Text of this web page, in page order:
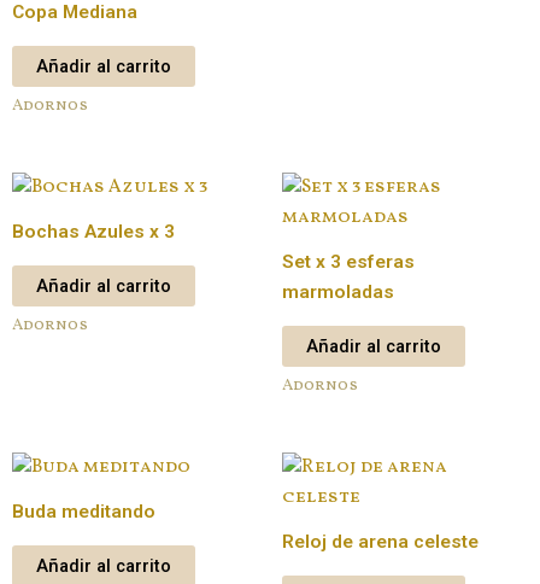
Copa Mediana
Añadir al carrito
Adornos
Bochas Azules x 3
Añadir al carrito
Adornos
Set x 3 esferas
marmoladas
Añadir al carrito
Adornos
Buda meditando
Añadir al carrito
Reloj de arena celeste